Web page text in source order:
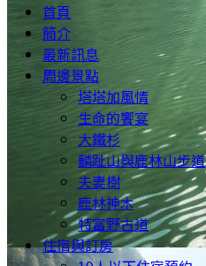
首頁
簡介
最新訊息
周邊景點
塔塔加風情
生命的饗宴
大鐵杉
麟趾山與鹿林山步道
夫妻樹
鹿林神木
特富野古道
住宿與訂房